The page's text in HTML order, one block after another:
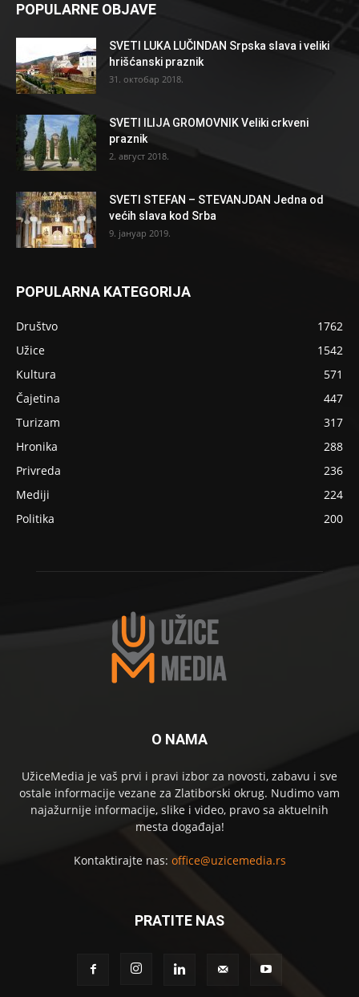
POPULARNE OBJAVE
SVETI LUKA LUČINDAN Srpska slava i veliki
hrišćanski praznik
31. октобар 2018.
SVETI ILIJA GROMOVNIK Veliki crkveni
praznik
2. август 2018.
SVETI STEFAN – STEVANJDAN Jedna od
većih slava kod Srba
9. јануар 2019.
POPULARNA KATEGORIJA
Društvo
1762
Užice
1542
Kultura
571
Čajetina
447
Turizam
317
Hronika
288
Privreda
236
Mediji
224
Politika
200
O NAMA
UžiceMedia je vaš prvi i pravi izbor za novosti, zabavu i sve
ostale informacije vezane za Zlatiborski okrug. Nudimo vam
najažurnije informacije, slike i video, pravo sa aktuelnih
mesta događaja!
Kontaktirajte nas: office@uzicemedia.rs
PRATITE NAS